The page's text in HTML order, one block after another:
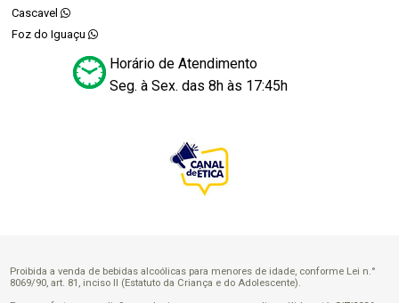
Cascavel
Foz do Iguaçu
Horário de Atendimento
Seg. à Sex. das 8h às 17:45h
Proibida a venda de bebidas alcoólicas para menores de idade, conforme Lei n.°
8069/90, art. 81, inciso II (Estatuto da Criança e do Adolescente).